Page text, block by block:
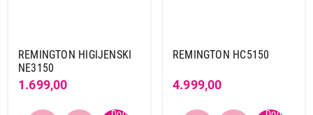
REMINGTON HIGIJENSKI
NE3150
1.699,00
REMINGTON HC5150
4.999,00